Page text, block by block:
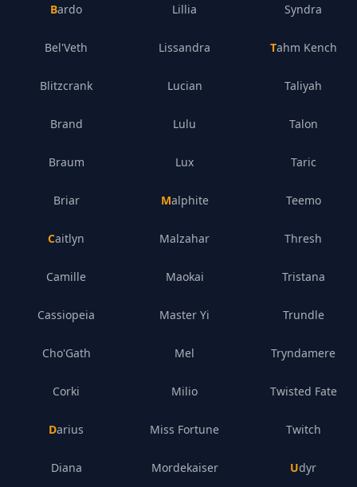
Bardo
Bel'Veth
Blitzcrank
Brand
Braum
Briar
Caitlyn
Camille
Cassiopeia
Cho'Gath
Corki
Darius
Diana
Lillia
Lissandra
Lucian
Lulu
Lux
Malphite
Malzahar
Maokai
Master Yi
Mel
Milio
Miss Fortune
Mordekaiser
Syndra
Tahm Kench
Taliyah
Talon
Taric
Teemo
Thresh
Tristana
Trundle
Tryndamere
Twisted Fate
Twitch
Udyr